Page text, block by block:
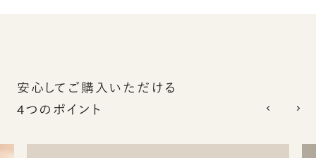
安心してご購入いただける
4つのポイント